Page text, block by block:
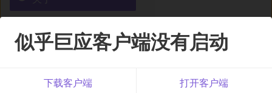
旧版站点已进入维护期
似乎巨应客户端没有启动
下载客户端 打开客户端